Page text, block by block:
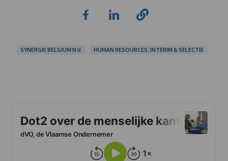
SYNERGIE BELGIUM N.V. HUMAN RESOURCES, INTERIM & SELECTIE